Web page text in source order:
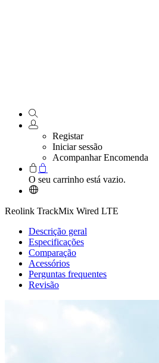
Registar
Iniciar sessão
Acompanhar Encomenda
O seu carrinho está vazio.
Reolink TrackMix Wired LTE
Descrição geral
Especificações
Comparação
Acessórios
Perguntas frequentes
Revisão